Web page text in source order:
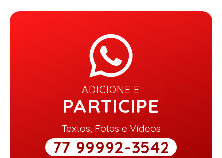
ADICIONE E
PARTICIPE
Textos, Fotos e Vídeos
77 99992-3542